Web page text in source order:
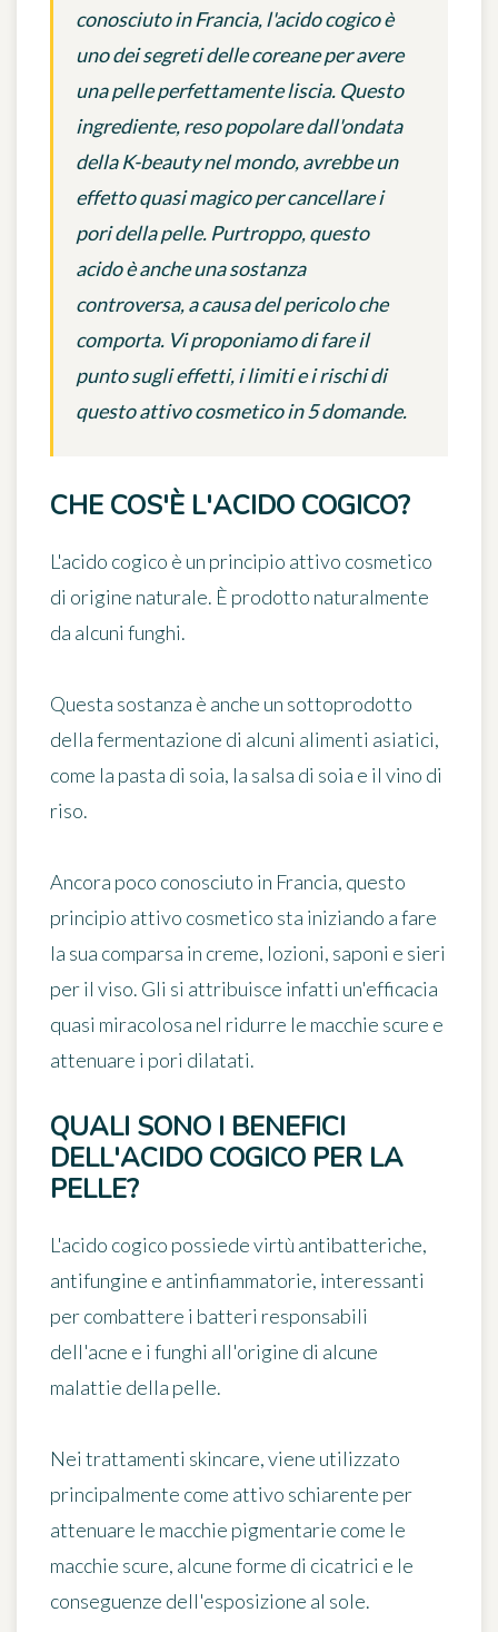
conosciuto in Francia, l'acido cogico è
uno dei segreti delle coreane per avere
una pelle perfettamente liscia. Questo
ingrediente, reso popolare dall'ondata
della K-beauty nel mondo, avrebbe un
effetto quasi magico per cancellare i
pori della pelle. Purtroppo, questo
acido è anche una sostanza
controversa, a causa del pericolo che
comporta. Vi proponiamo di fare il
punto sugli effetti, i limiti e i rischi di
questo attivo cosmetico in 5 domande.
CHE COS'È L'ACIDO COGICO?
L'acido cogico è un principio attivo cosmetico
di origine naturale. È prodotto naturalmente
da alcuni funghi.
Questa sostanza è anche un sottoprodotto
della fermentazione di alcuni alimenti asiatici,
come la pasta di soia, la salsa di soia e il vino di
riso.
Ancora poco conosciuto in Francia, questo
principio attivo cosmetico sta iniziando a fare
la sua comparsa in creme, lozioni, saponi e sieri
per il viso. Gli si attribuisce infatti un'efficacia
quasi miracolosa nel ridurre le macchie scure e
attenuare i pori dilatati.
QUALI SONO I BENEFICI
DELL'ACIDO COGICO PER LA
PELLE?
L'acido cogico possiedevirtù antibatteriche,
antifungine e antinfiammatorie, interessanti
per combattere i batteri responsabili
dell'acne e i funghi all'origine di alcune
malattie della pelle.
Nei trattamenti skincare, viene utilizzato
principalmente come attivo schiarente per
attenuare le macchie pigmentarie come le
macchie scure, alcune forme di cicatrici e le
conseguenze dell'esposizione al sole.